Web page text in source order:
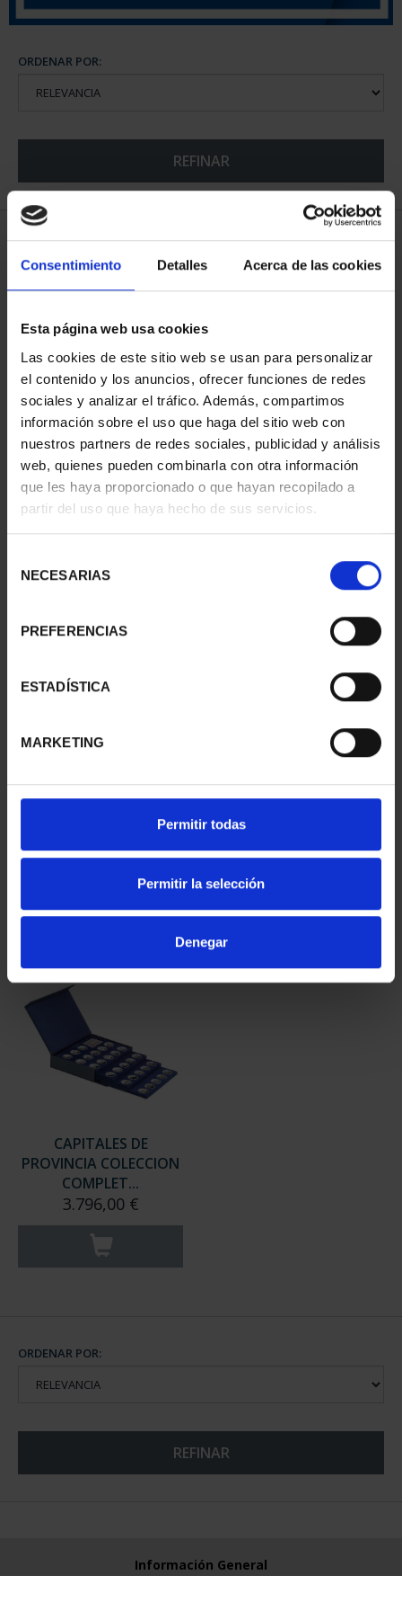
Consentimiento Detalles Acerca de las cookies
Esta página web usa cookies
Las cookies de este sitio web se usan para personalizar
el contenido y los anuncios, ofrecer funciones de redes
sociales y analizar el tráfico. Además, compartimos
información sobre el uso que haga del sitio web con
nuestros partners de redes sociales, publicidad y análisis
web, quienes pueden combinarla con otra información
que les haya proporcionado o que hayan recopilado a
partir del uso que haya hecho de sus servicios.
NECESARIAS
PREFERENCIAS
ESTADÍSTICA
MARKETING
Permitir todas
Permitir la selección
Denegar
ORDENAR POR:
REFINAR
5 Productos encontrados
SUSCRIPCIÓN
CAPITALES DE
PROVINCIA 1
949,00 €
Sólo para usuarios
registrados
SUSCRIPCIÓN
CAPITALES DE
PROVINCIA 2
949,00 €
Sólo para usuarios
registrados
PROVINCIA 3
registrados
PROVINCIA 4
registrados
CAPITALES DE
PROVINCIA COLECCION
COMPLET...
3.796,00 €
ORDENAR POR:
REFINAR
Información General